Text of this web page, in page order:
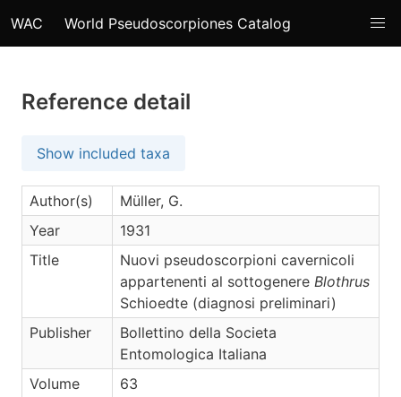
WAC World Pseudoscorpiones Catalog
Reference detail
Show included taxa
Author(s)
Müller, G.
Year
1931
Title
Nuovi pseudoscorpioni cavernicoli
appartenenti al sottogenere Blothrus
Schioedte (diagnosi preliminari)
Publisher
Bollettino della Societa
Entomologica Italiana
Volume
63